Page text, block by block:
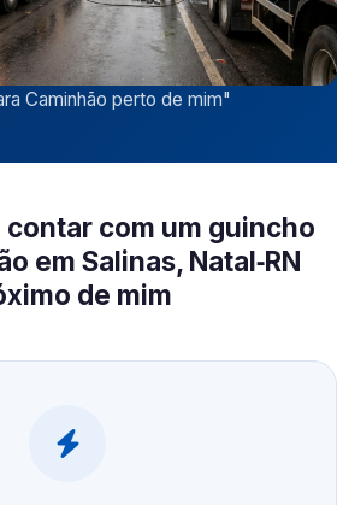
Caminhão perto de mim"
com um guincho
em Salinas, Natal‑RN
de mim